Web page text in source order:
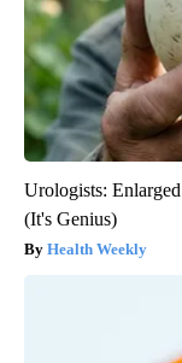
Urologists:
(It's Genius)
Health Weekly